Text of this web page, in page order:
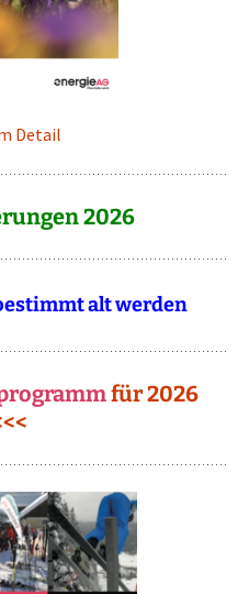
Detail
2026
alt werden
für 2026